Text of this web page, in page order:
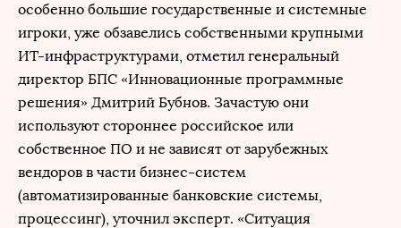
особенно большие государственные и системные
игроки, уже обзавелись собственными крупными
ИТ-инфраструктурами, отметил генеральный
директор БПС «Инновационные программные
решения» Дмитрий Бубнов. Зачастую они
используют стороннее российское или
собственное ПО и не зависят от зарубежных
вендоров в части бизнес-систем
(автоматизированные банковские системы,
процессинг), уточнил эксперт. «Ситуация